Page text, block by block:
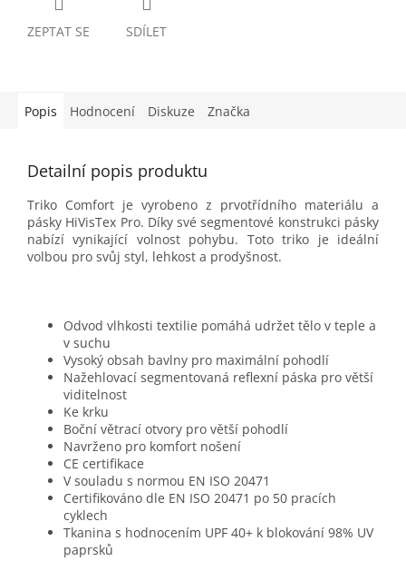
ZEPTAT SE SDÍLET
Popis Hodnocení Diskuze Značka
Detailní popis produktu
Triko Comfort je vyrobeno z prvotřídního materiálu a
pásky HiVisTex Pro. Díky své segmentové konstrukci pásky
nabízí vynikající volnost pohybu. Toto triko je ideální
volbou pro svůj styl, lehkost a prodyšnost.
Odvod vlhkosti textilie pomáhá udržet tělo v teple a
v suchu
Vysoký obsah bavlny pro maximální pohodlí
Nažehlovací segmentovaná reflexní páska pro větší
viditelnost
Ke krku
Boční větrací otvory pro větší pohodlí
Navrženo pro komfort nošení
CE certifikace
V souladu s normou EN ISO 20471
Certifikováno dle EN ISO 20471 po 50 pracích
cyklech
Tkanina s hodnocením UPF 40+ k blokování 98% UV
paprsků